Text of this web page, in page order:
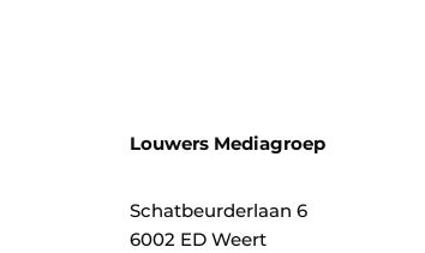
Louwers Mediagroep
Schatbeurderlaan 6
6002 ED Weert